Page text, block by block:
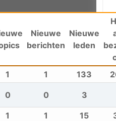
Nieuwe
berichten
Nieuwe
leden
1 1 133
0 0 3
1 1 15